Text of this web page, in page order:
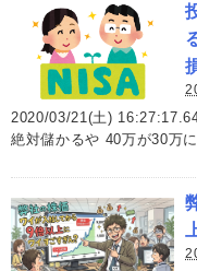
2020/03/21(土)
絶対儲かるや 40万が30万